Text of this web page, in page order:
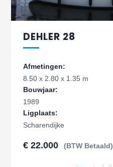
DEHLER 28
Afmetingen:
8.50 x 2.80 x 1.35 m
Bouwjaar:
1989
Ligplaats:
Scharendijke
€ 22.000 (BTW Betaald)